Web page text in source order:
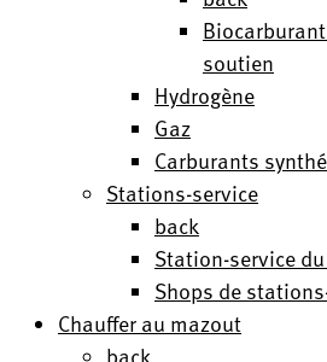
soutien
Hydrogène
Gaz
Carburants
Stations-service
back
Station-service
Shops de
Chauffer au mazout
back